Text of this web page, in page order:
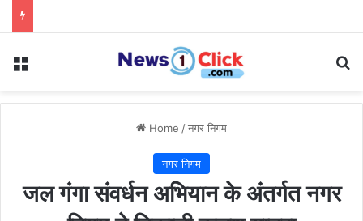
Menu
Home /नगर निगम
नगर निगम
जल गंगा संवर्धन अभियान के अंतर्गत नगर